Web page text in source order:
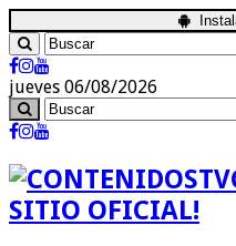
jueves 06/08/2026
SITIO OFICIAL!